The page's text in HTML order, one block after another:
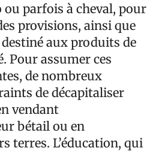
parfois à cheval, pour
provisions, ainsi que
aux produits de
Pour assumer ces
de nombreux
de décapitaliser
vendant
bétail ou en
terres. L’éducation, qui